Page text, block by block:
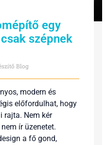
egy
szépnek
Blog
modern és
előfordulhat, hogy
rajta. Nem kér
ír üzenetet.
a fő gond,